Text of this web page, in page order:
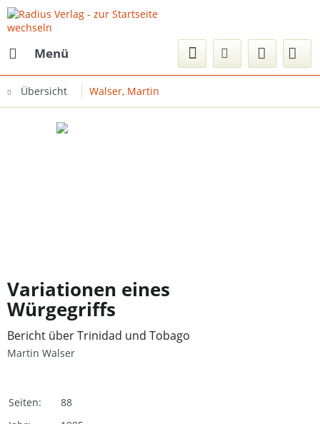
Menü
Übersicht Walser, Martin
Variationen eines
Würgegriffs
Bericht über Trinidad und Tobago
Martin Walser
Seiten:
88